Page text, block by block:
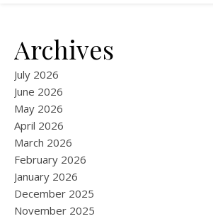
Archives
July 2026
June 2026
May 2026
April 2026
March 2026
February 2026
January 2026
December 2025
November 2025